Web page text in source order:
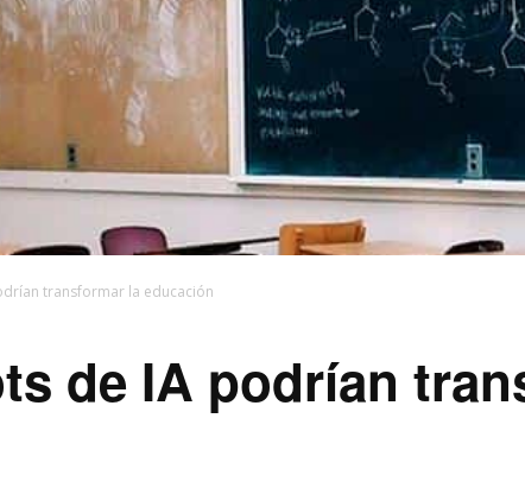
transformar la educación
de IA podrían